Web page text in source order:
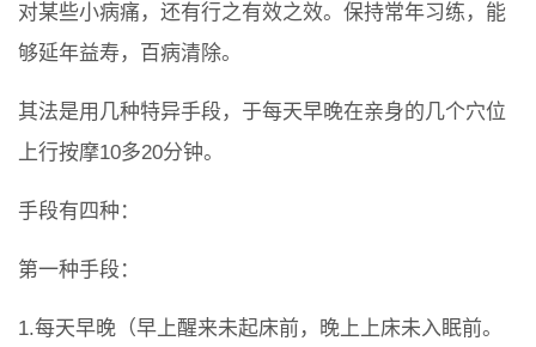
对某些小病痛，还有行之有效之效。保持常年习练，能
够延年益寿，百病清除。
其法是用几种特异手段，于每天早晚在亲身的几个穴位
上行按摩10多20分钟。
手段有四种：
第一种手段：
1.每天早晚（早上醒来未起床前，晚上上床未入眠前。